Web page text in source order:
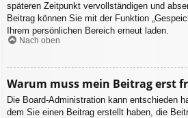
späteren Zeitpunkt vervollständigen und
Beitrag können Sie mit der Funktion
Ihrem persönlichen Bereich erneut laden.
Nach oben
Warum muss mein Beitrag erst
Die Board-Administration kann entschieden
dem Sie einen Beitrag erstellt haben, die